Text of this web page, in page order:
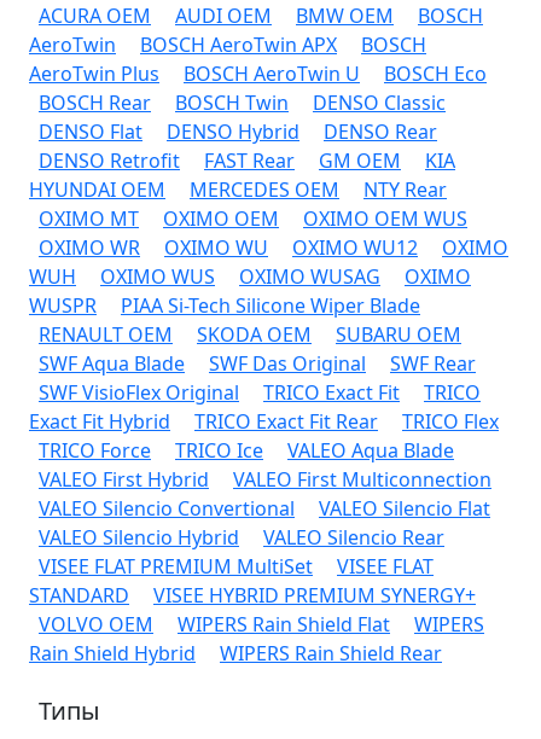
ACURA OEM AUDI OEM BMW OEM
BOSCH
AeroTwin
BOSCH AeroTwin APX
BOSCH
AeroTwin Plus
BOSCH AeroTwin U
BOSCH Eco
BOSCH Rear
BOSCH Twin
DENSO Classic
DENSO Flat
DENSO Hybrid
DENSO Rear
DENSO Retrofit
FAST Rear GM OEM
KIA
HYUNDAI OEM
MERCEDES OEM
NTY Rear
OXIMO MT
OXIMO OEM
OXIMO OEM WUS
OXIMO WR
OXIMO WU OXIMO WU12
OXIMO
WUH
OXIMO WUS OXIMO WUSAG
OXIMO
WUSPR
PIAA Si-Tech Silicone Wiper Blade
RENAULT OEM
SKODA OEM
SUBARU OEM
SWF Aqua Blade
SWF Das Original
SWF Rear
SWF VisioFlex Original
TRICO Exact Fit
TRICO
Exact Fit Hybrid
TRICO Exact Fit Rear
TRICO Flex
TRICO Force
TRICO Ice
VALEO Aqua Blade
VALEO First Hybrid
VALEO First Multiconnection
VALEO Silencio Convertional
VALEO Silencio Flat
VALEO Silencio Hybrid
VALEO Silencio Rear
VISEE FLAT PREMIUM MultiSet
VISEE FLAT
STANDARD
VISEE HYBRID PREMIUM SYNERGY+
VOLVO OEM
WIPERS Rain Shield Flat
WIPERS
Rain Shield Hybrid
WIPERS Rain Shield Rear
Типы